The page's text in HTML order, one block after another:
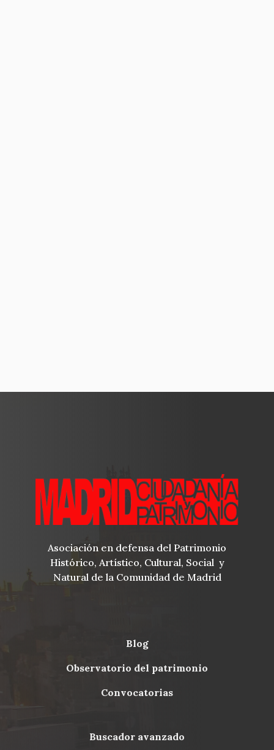
Asociación en defensa del Patrimonio
Histórico, Artístico, Cultural, Social y
Natural de la Comunidad de Madrid
Menu
blog
observatorio del patrimonio
convocatorias
buscador avanzado